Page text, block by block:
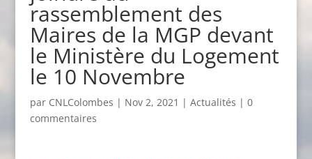
rassemblement des
Maires de la MGP devant
le Ministère du Logement
le 10 Novembre
par CNLColombes | Nov 2, 2021 | Actualités | 0
commentaires